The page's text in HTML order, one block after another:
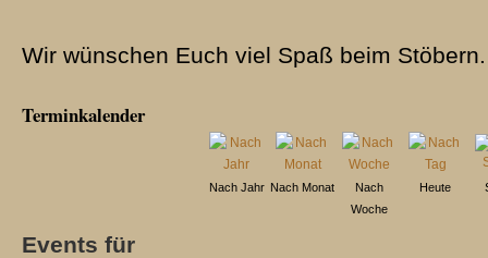
Wir wünschen Euch viel Spaß beim Stöbern.
Terminkalender
Nach Jahr Nach Monat
Nach
Woche
Heute
Events für